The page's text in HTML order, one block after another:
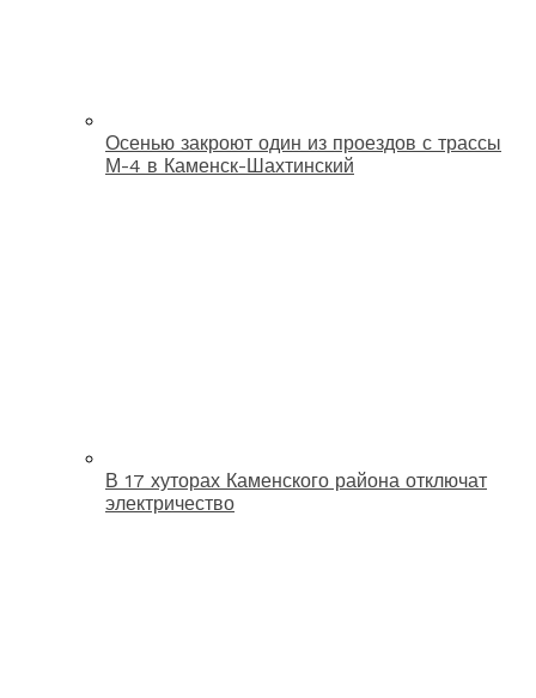
Осенью закроют один из проездов с трассы
М-4 в Каменск-Шахтинский
В 17 хуторах Каменского района отключат
электричество